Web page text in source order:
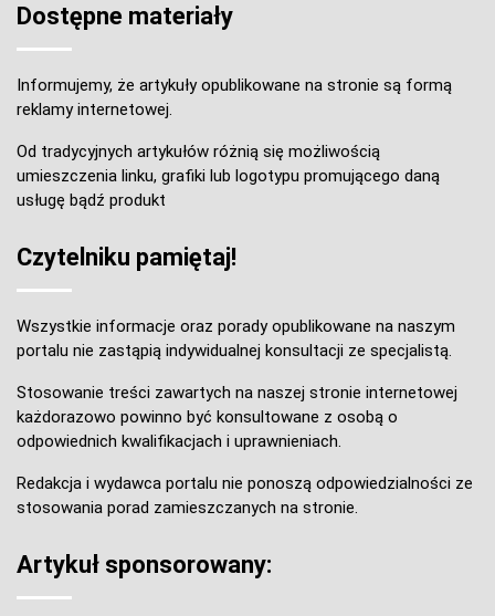
Dostępne materiały
Informujemy, że artykuły opublikowane na stronie są formą
reklamy internetowej.
Od tradycyjnych artykułów różnią się możliwością
umieszczenia linku, grafiki lub logotypu promującego daną
usługę bądź produkt
Czytelniku pamiętaj!
Wszystkie informacje oraz porady opublikowane na naszym
portalu nie zastąpią indywidualnej konsultacji ze specjalistą.
Stosowanie treści zawartych na naszej stronie internetowej
każdorazowo powinno być konsultowane z osobą o
odpowiednich kwalifikacjach i uprawnieniach.
Redakcja i wydawca portalu nie ponoszą odpowiedzialności ze
stosowania porad zamieszczanych na stronie.
Artykuł sponsorowany: